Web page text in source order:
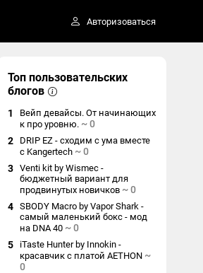
Авторизоваться
Топ пользовательских
блогов
1
Вейп девайсы. От начинающих
к про уровню. ~0
2
DRIP EZ - сходим с ума вместе
с Kangertech ~0
3 Venti kit by Wismec -
бюджетный вариант для
продвинутых новичков ~0
4 SBODY Macro by Vapor Shark -
самый маленький бокс - мод
на DNA 40 ~0
5
iTaste Hunter by Innokin -
красавчик с платой AETHON ~
0